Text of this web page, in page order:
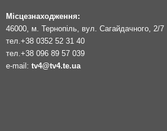
Місцезнаходження:
46000, м. Тернопіль, вул. Сагайдачного, 2/7
тел.+38 0352 52 31 40
тел.+38 096 89 57 039
e-mail: tv4@tv4.te.ua